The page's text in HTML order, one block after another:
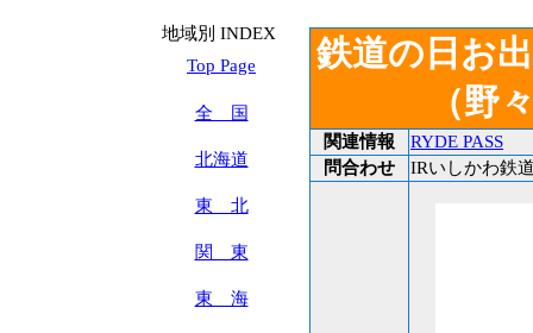
地域別 INDEX
Top Page
全 国
北海道
東 北
関 東
東 海
鉄道の日お
（野
関連情報
RYDE PASS
問合わせ
IRいしかわ鉄